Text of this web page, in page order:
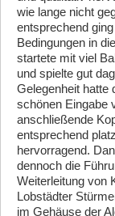
wie lange nicht
entsprechend
Bedingungen in
startete mit viel
und spielte gut
Gelegenheit hatte
schönen Eingabe
anschließende
entsprechend
hervorragend.
dennoch die
Weiterleitung von
Lobstädter
im Gehäuse der